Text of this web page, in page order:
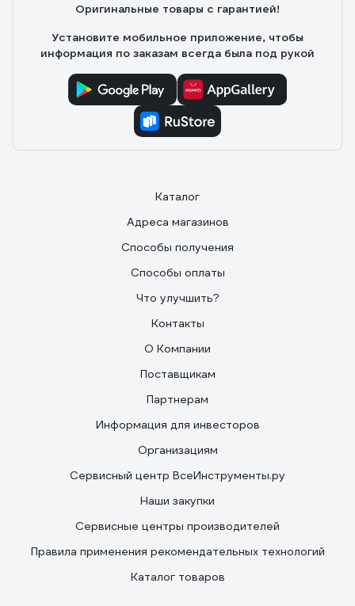
Оригинальные товары с гарантией!
Установите мобильное приложение, чтобы
информация по заказам всегда была под рукой
Каталог
Адреса магазинов
Способы получения
Способы оплаты
Что улучшить?
Контакты
О Компании
Поставщикам
Партнерам
Информация для инвесторов
Организациям
Сервисный центр ВсеИнструменты.ру
Наши закупки
Сервисные центры производителей
Правила применения рекомендательных технологий
Каталог товаров